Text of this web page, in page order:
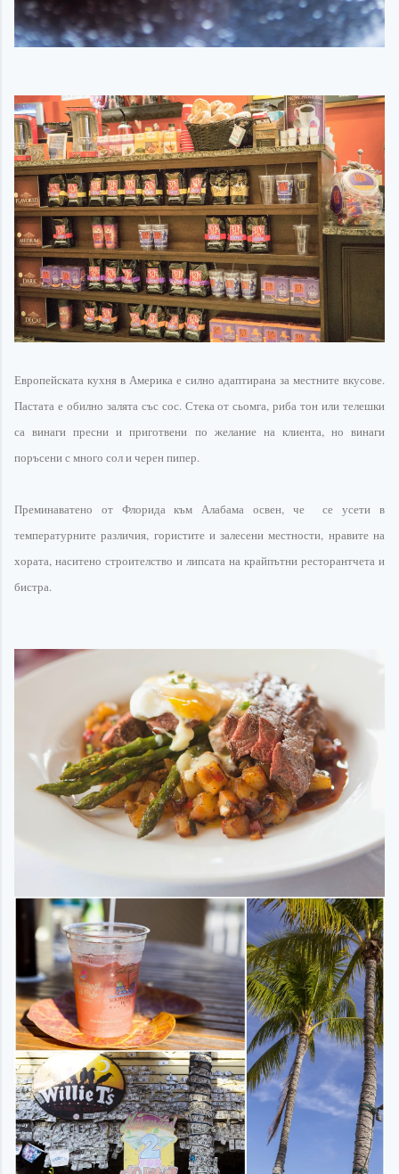
Европейската кухня в Америка е силно адаптирана за местните вкусове.
Пастата е обилно залята със сос. Стека от сьомга, риба тон или телешки
са винаги пресни и приготвени по желание на клиента, но винаги
поръсени с много сол и черен пипер.
Преминаватено от ФлоридакъмАлабама освен, че се усети в
температурните различия, гористите и залесени местности, нравите на
хората, наситено строителство и липсата на крайпътни ресторантчета и
бистра.